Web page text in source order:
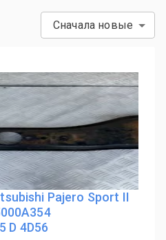
Сначала новые
Pajero Sport II
4D56